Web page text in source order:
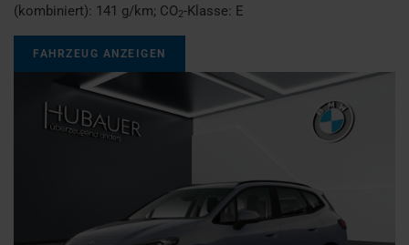
(kombiniert): 141 g/km; CO2-Klasse: E
FAHRZEUG ANZEIGEN